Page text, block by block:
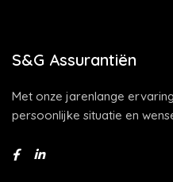
S&G Assurantiën
Met onze jarenlange
persoonlijke situatie en